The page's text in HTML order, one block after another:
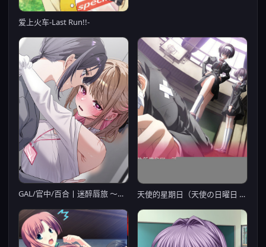
爱上火车-Last Run!!-
GAL/官中/百合丨迷醉唇旅 ～总编为我退高烧～【20240418】 天使的星期日（天使の日曜日 “ef – a fairy tale of the two.”）